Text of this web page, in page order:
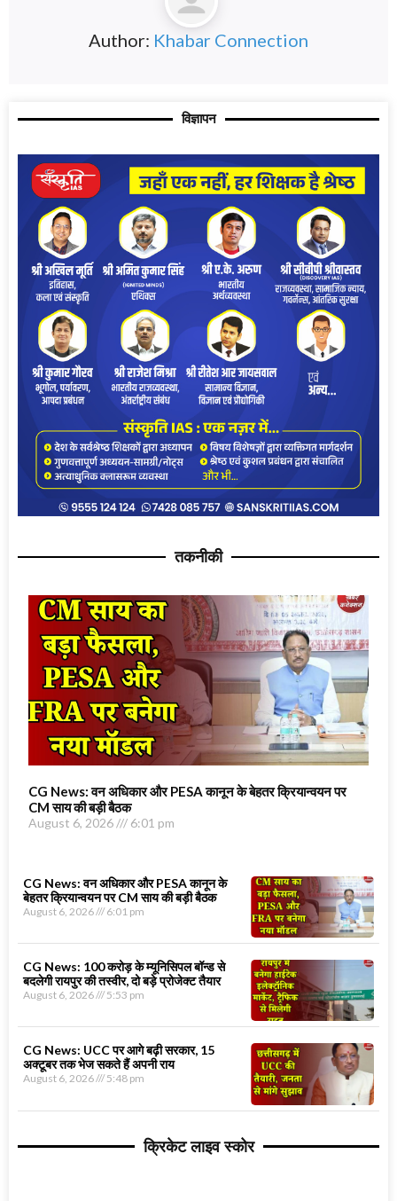
Author: Khabar Connection
विज्ञापन
तकनीकी
CG News: वन अधिकार और PESA कानून के बेहतर क्रियान्वयन पर
CM साय की बड़ी बैठक
August 6, 2026 6:01 pm
CG News: वन अधिकार और PESA कानून के
बेहतर क्रियान्वयन पर CM साय की बड़ी बैठक
August 6, 2026 6:01 pm
CG News: 100 करोड़ के म्यूनिसिपल बॉन्ड से
बदलेगी रायपुर की तस्वीर, दो बड़े प्रोजेक्ट तैयार
August 6, 2026 5:53 pm
CG News: UCC पर आगे बढ़ी सरकार, 15
अक्टूबर तक भेज सकते हैं अपनी राय
August 6, 2026 5:48 pm
क्रिकेट लाइव स्कोर